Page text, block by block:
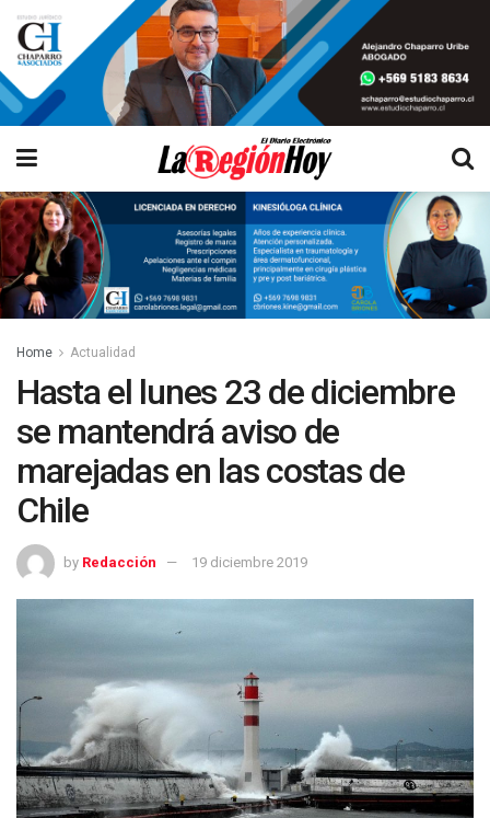
Home Actualidad
Hasta el lunes 23 de diciembre
se mantendrá aviso de
marejadas en las costas de
Chile
by Redacción 19 diciembre 2019